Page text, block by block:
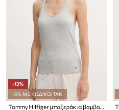
-13%
-5% ΜΕ ΚΩΔΙΚΟ: TAN
Tommy Hilfiger μποξεράκια βαμβακερά με ελαστάν 2-pack